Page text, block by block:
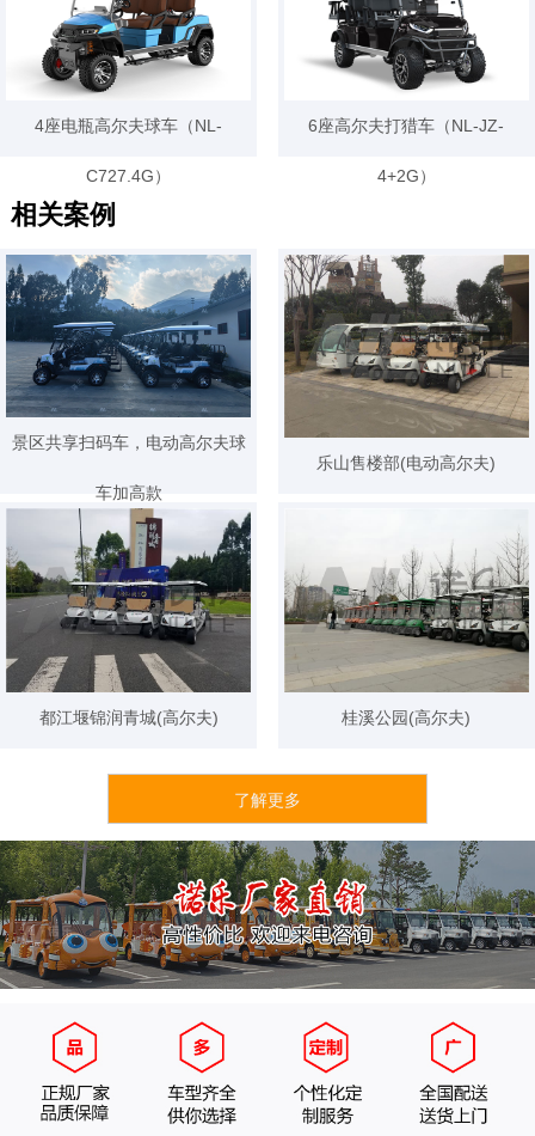
4座电瓶高尔夫球车（NL-
C727.4G）
6座高尔夫打猎车（NL-JZ-
4+2G）
相关案例
景区共享扫码车，电动高尔夫球
车加高款
乐山售楼部(电动高尔夫)
都江堰锦润青城(高尔夫) 桂溪公园(高尔夫)
了解更多